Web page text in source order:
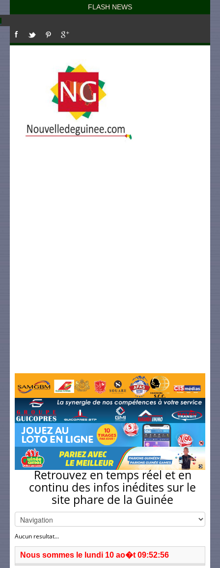
FLASH NEWS
Retrouvez en temps réel et en
continu des infos inédites sur le
site phare de la Guinée
Aucun resultat...
Nous sommes le lundi 10 ao�t 09:52:56